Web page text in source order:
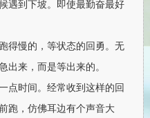
遇到下坡。即使最勤奋最好
得慢的，等状态的回勇。无
出来，而是等出来的。
点时间。经常收到这样的回
跑，仿佛耳边有个声音大